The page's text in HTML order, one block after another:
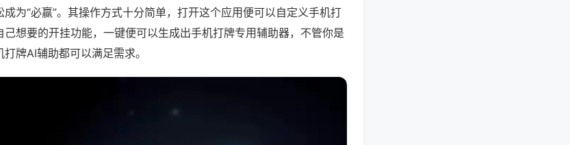
为“必赢”。其操作方式十分简单，打开这个应用便可以自定义手机打
想要的开挂功能，一键便可以生成出手机打牌专用辅助器，不管你是
牌AI辅助都可以满足需求。